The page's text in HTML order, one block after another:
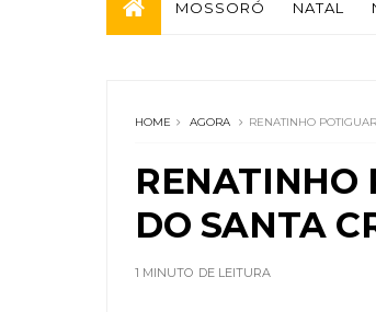
MOSSORÓ NATAL
HOME AGORA RENATINHO
RENATINHO
DO SANTA
1 MINUTO DE LEITURA